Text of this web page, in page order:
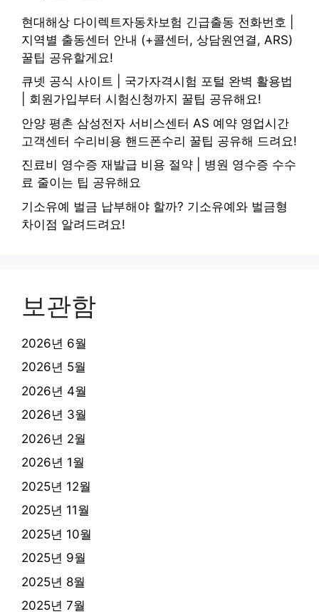
현대해상 다이렉트자동차보험 긴급출동 전화번호 |
지역별 출동센터 안내 (+콜센터, 상담원연결, ARS)
꿀팁 공유할게요!
큐넷 공식 사이트 | 국가자격시험 포털 완벽 활용법
| 회원가입부터 시험신청까지 꿀팁 공유해요!
안양 평촌 삼성전자 서비스센터 AS 예약 영업시간
고객센터 수리비용 핸드폰수리 꿀팁 공유해 드려요!
진료비 영수증 재발급 비용 절약 | 병원 영수증 수수
료 줄이는 팁 공유해요
기소유예 벌금 납부해야 할까? 기소유예와 벌금형
차이점 알려드려요!
보관함
2026년 6월
2026년 5월
2026년 4월
2026년 3월
2026년 2월
2026년 1월
2025년 12월
2025년 11월
2025년 10월
2025년 9월
2025년 8월
2025년 7월